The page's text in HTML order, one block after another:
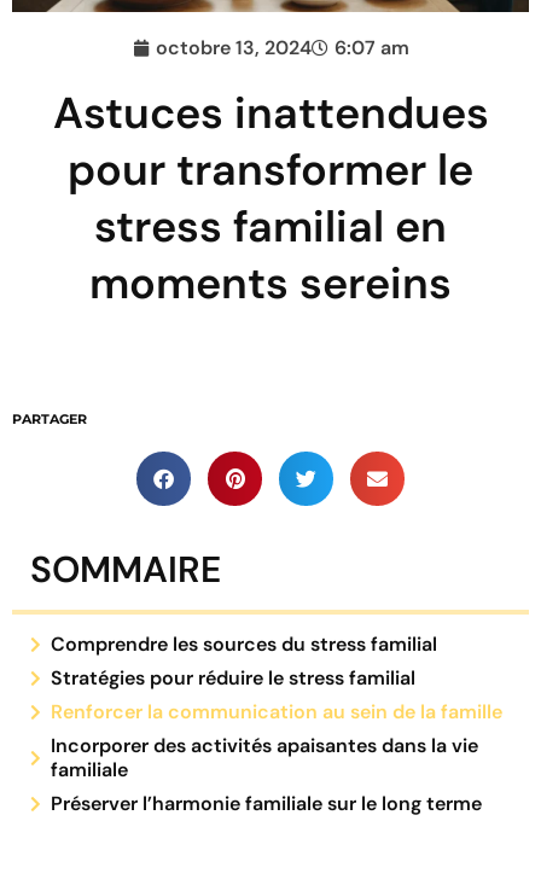
octobre 13, 2024 6:07 am
Astuces inattendues
pour transformer le
stress familial en
moments sereins
PARTAGER
SOMMAIRE
Comprendre les sources du stress familial
Stratégies pour réduire le stress familial
Renforcer la communication au sein de la famille
Incorporer des activités apaisantes dans la vie
familiale
Préserver l’harmonie familiale sur le long terme